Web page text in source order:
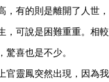
，有的則是離開了人世，
，可說是困難重重。相較
喜也是不少。
官靈鳳突然出現，因為我